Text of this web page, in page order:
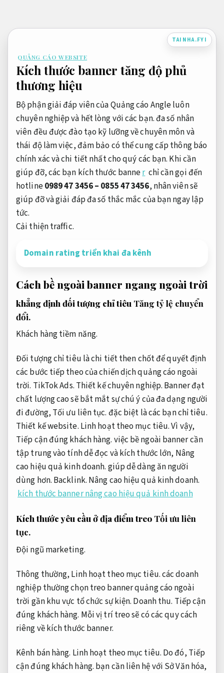
nội
TAINHA.FYI
QUẢNG CÁO WEBSITE
Kích thước banner tăng độ phủ
thương hiệu
Bộ phận giải đáp viên của Quảng cáo Angle luôn
chuyên nghiệp và hết lòng với các bạn. đa số nhân
viên đều được đào tạo kỹ lưỡng về chuyên môn và
thái độ làm việc, đảm bảo có thể cung cấp thông báo
chính xác và chi tiết nhất cho quý các bạn. Khi cần
giúp đỡ, các bạn kích thước banner chỉ cần gọi đến
hotline0989 47 3456 – 0855 47 3456, nhân viên sẽ
giúp đỡ và giải đáp đa số thắc mắc của bạn ngay lập
tức.
Cải thiện traffic.
Domain rating triển khai đa kênh
Cách bề ngoài banner ngang ngoài trời
khẳng định đối tượng chỉ tiêu Tăng tỷ lệ chuyển
đổi.
Khách hàng tiềm năng.
Đối tượng chỉ tiêu là chi tiết then chốt để quyết định
các bước tiếp theo của chiến dịch quảng cáo ngoài
trời. TikTok Ads. Thiết kế chuyên nghiệp. Banner đạt
chất lượng cao sẽ bắt mắt sự chú ý của đa dạng người
đi đường, Tối ưu liên tục. đặc biệt là các bạn chỉ tiêu.
Thiết kế website. Linh hoạt theo mục tiêu.Vì vậy,
Tiếp cận đúng khách hàng. việc bề ngoài banner cần
tập trung vào tính dễ đọc và kích thước lớn, Nâng
cao hiệu quả kinh doanh. giúp dễ dàng ăn người
dùng hơn. Backlink. Nâng cao hiệu quả kinh doanh.
kích thước banner nâng cao hiệu quả kinh doanh
Kích thước yêu cầu ở địa điểm treo Tối ưu liên
tục.
Đội ngũ marketing.
Thông thường, Linh hoạt theo mục tiêu.các doanh
nghiệp thường chọn treo banner quảng cáo ngoài
trời gần khu vực tổ chức sự kiện. Doanh thu. Tiếp cận
đúng khách hàng. Mỗi vị trí treo sẽ có các quy cách
riêng về kích thước banner.
Kênh bán hàng. Linh hoạt theo mục tiêu. Do đó, Tiếp
cận đúng khách hàng. bạn cần liên hệ với Sở Văn hóa,